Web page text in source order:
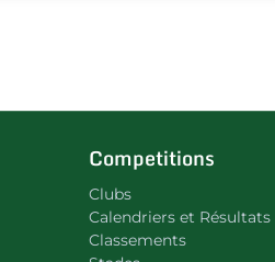
Competitions
Clubs
Calendriers et Résultats
Classements